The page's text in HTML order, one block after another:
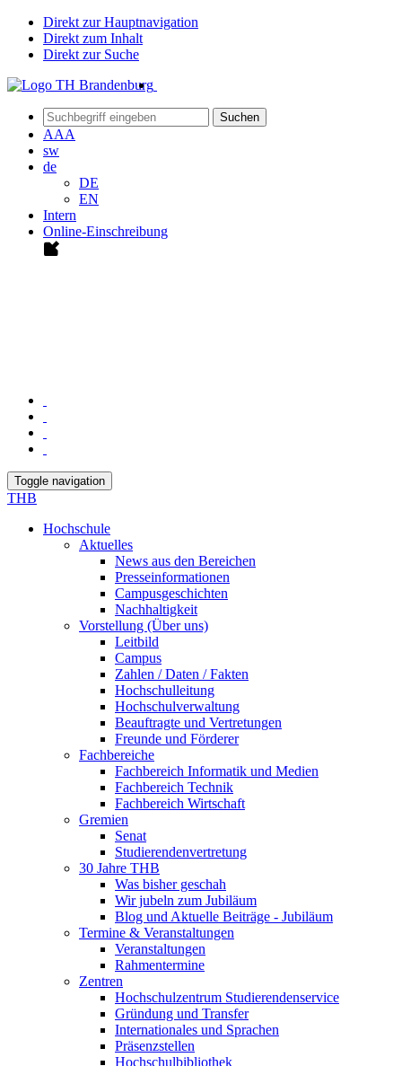
Direkt zur Hauptnavigation
Direkt zum Inhalt
Direkt zur Suche
Suchen
AAA
sw
de
DE
EN
Intern
Online-Einschreibung
Toggle navigation
THB
Hochschule
Aktuelles
News aus den Bereichen
Presseinformationen
Campusgeschichten
Nachhaltigkeit
Vorstellung (Über uns)
Leitbild
Campus
Zahlen / Daten / Fakten
Hochschulleitung
Hochschulverwaltung
Beauftragte und Vertretungen
Freunde und Förderer
Fachbereiche
Fachbereich Informatik und Medien
Fachbereich Technik
Fachbereich Wirtschaft
Gremien
Senat
Studierendenvertretung
30 Jahre THB
Was bisher geschah
Wir jubeln zum Jubiläum
Blog und Aktuelle Beiträge - Jubiläum
Termine & Veranstaltungen
Veranstaltungen
Rahmentermine
Zentren
Hochschulzentrum Studierendenservice
Gründung und Transfer
Internationales und Sprachen
Präsenzstellen
Hochschulbibliothek